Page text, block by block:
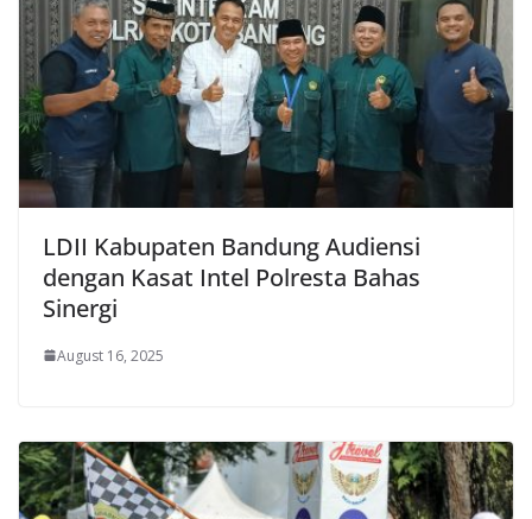
LDII Kabupaten Bandung Audiensi
dengan Kasat Intel Polresta Bahas
Sinergi
August 16, 2025